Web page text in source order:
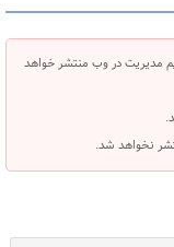
مدیریت در وب منتشر خواهد
نخواهد شد.